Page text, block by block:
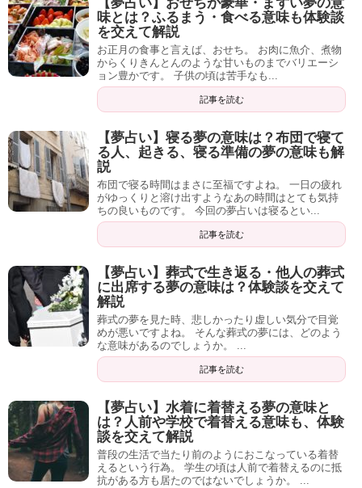
味とは？ふるまう・食べる意味も体験談
を交えて解説
お正月の食事と言えば、おせち。 お肉に魚介、煮物
からくりきんとんのような甘いものまでバリエーシ
ョン豊かです。 子供の頃は苦手なも...
記事を読む
【夢占い】寝る夢の意味は？布団で寝て
る人、起きる、寝る準備の夢の意味も解
説
布団で寝る時間はまさに至福ですよね。 一日の疲れ
がゆっくりと溶け出すようなあの時間はとても気持
ちの良いものです。 今回の夢占いは寝るとい...
記事を読む
【夢占い】葬式で生き返る・他人の葬式
に出席する夢の意味は？体験談を交えて
解説
葬式の夢を見た時、悲しかったり虚しい気分で目覚
めが悪いですよね。 そんな葬式の夢には、どのよう
な意味があるのでしょうか。 ...
記事を読む
【夢占い】水着に着替える夢の意味と
は？人前や学校で着替える意味も、体験
談を交えて解説
普段の生活で当たり前のようにおこなっている着替
えるという行為。 学生の頃は人前で着替えるのに抵
抗がある方も居たのではないでしょうか。 ...